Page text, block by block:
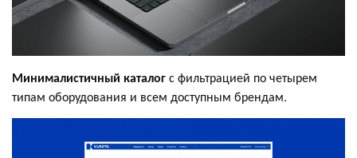
Минималистичный каталогс фильтрацией по четырем
типам оборудования и всем доступным брендам.